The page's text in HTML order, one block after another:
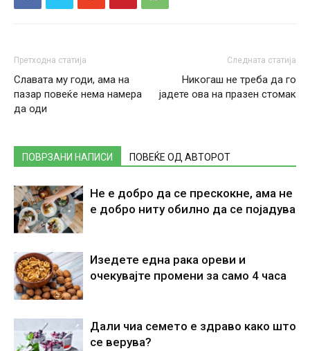
Претходна статија
Славата му годи, ама на
пазар повеќе нема намера
да оди
Следната статија
Никогаш не треба да го
јадете ова на празен стомак
ПОВРЗАНИ НАПИСИ ПОВЕЌЕ ОД АВТОРОТ
Не е добро да се прескокне, ама не
е добро ниту обилно да се појадува
Изедете една рака ореви и
очекувајте промени за само 4 часа
Дали чиа семето е здраво како што
се верува?